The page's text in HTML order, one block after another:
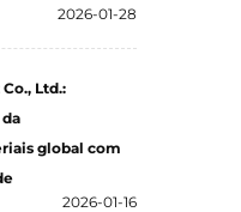
2026-01-28
Ltd.:
global com
2026-01-16